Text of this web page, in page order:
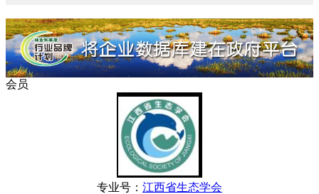
会员
专业号： 江西省生态学会